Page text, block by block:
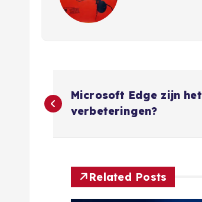
B
e
Microsoft Edge zijn het
verbeteringen?
Related Posts